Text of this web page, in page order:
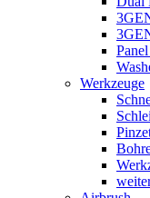
Werkzeuge